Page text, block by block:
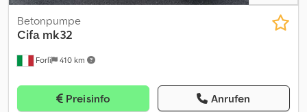
Forlì 410 km
Betonpumpe
Cifa mk32
Preisinfo Anrufen